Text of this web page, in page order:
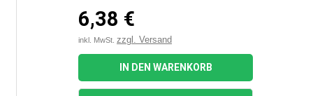
6,38 €
inkl. MwSt. zzgl. Versand
IN DEN WARENKORB